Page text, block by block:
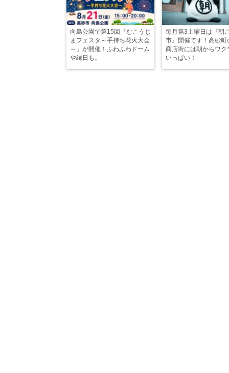
向島公園で第15回『むこうじ
まフェスタ～手持ち花火大会
～』が開催！ふわふわドーム
や縁日も。
毎月第3土曜日は『朝
市』開催です！高砂町
商店街には朝からワク
いっぱい！